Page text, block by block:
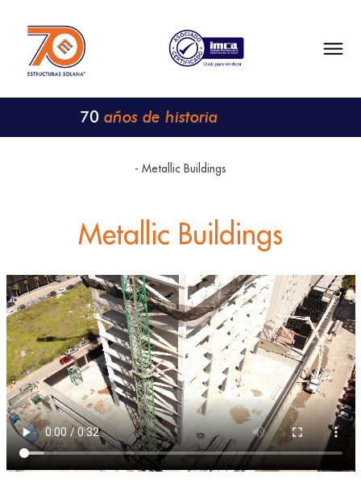
70años de historia
- Metallic Buildings
Metallic Buildings